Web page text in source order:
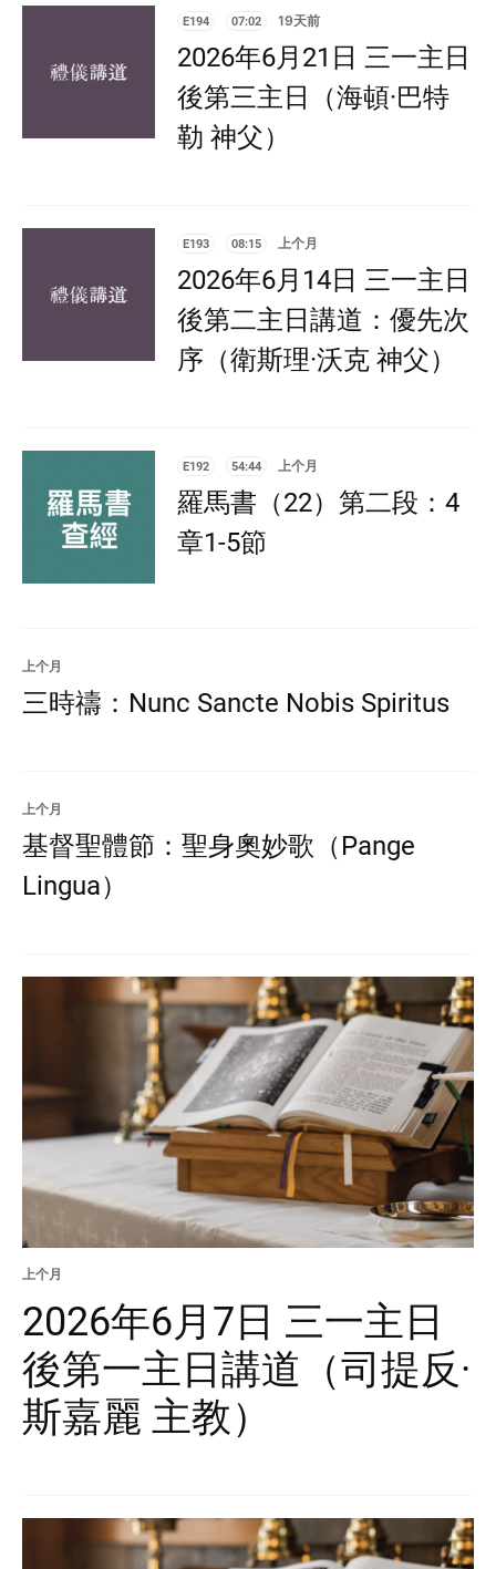
E194 07:02 19天前
2026年6月21日 三一主日
後第三主日（海頓·巴特
勒 神父）
E193 08:15 上个月
2026年6月14日 三一主日
後第二主日講道：優先次
序（衛斯理·沃克 神父）
E192 54:44 上个月
羅馬書（22）第二段：4
章1-5節
上个月
三時禱：Nunc Sancte Nobis Spiritus
上个月
基督聖體節：聖身奧妙歌（Pange
Lingua）
上个月
2026年6月7日 三一主日
後第一主日講道（司提反·
斯嘉麗 主教）